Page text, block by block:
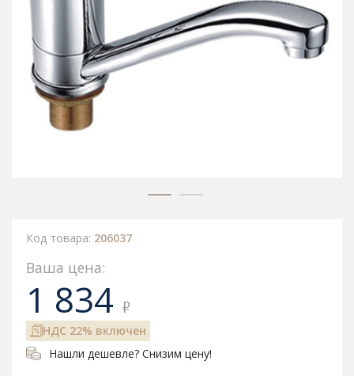
Код товара: 206037
Ваша цена:
1 834 ₽
НДС 22% включен
Нашли дешевле? Снизим цену!